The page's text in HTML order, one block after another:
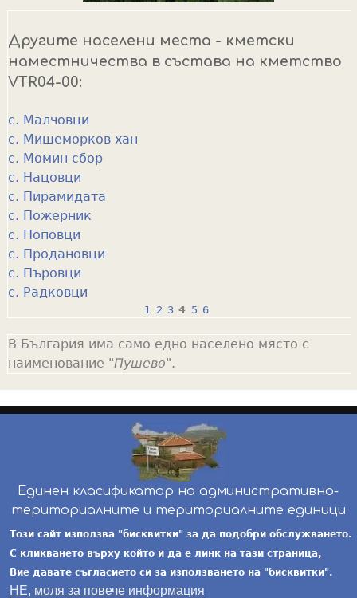
Другите населени места - кметски
наместничества в състава на кметство
VTR04-00:
с. Малчовци
с. Мишеморков хан
с. Момин сбор
с. Нацовци
с. Пирамидата
с. Пожерник
с. Поповци
с. Продановци
с. Пъровци
с. Радковци
a
g
e
1 2 3 4 5 6
В България има само едно населено място с
наименование "Пушево".
Единен класификатор на административно-
териториалните и териториалните единици
инж. Бойчо Добрев-ekatte.com-условия за
ползване
Този сайт използва "бисквитки" за да подобри обслужването.
С кликването върху който и да е линк на тази страница,
Вие давате съгласието си за използването на "бисквитки".
НЕ, моля за повече информация